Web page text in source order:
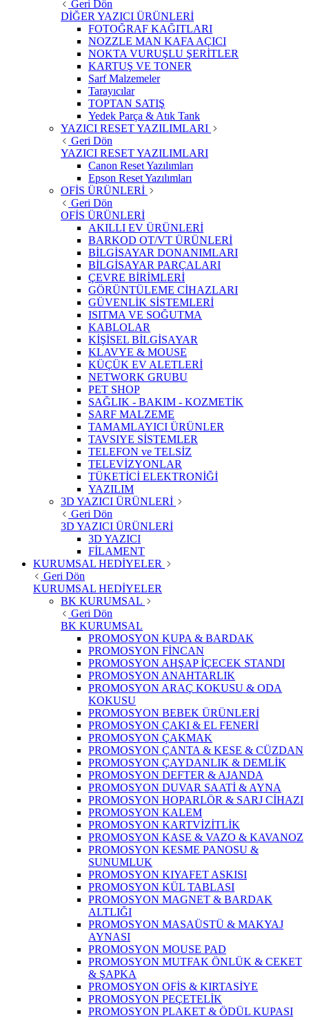
Geri Dön
DİĞER YAZICI ÜRÜNLERİ
FOTOĞRAF KAĞITLARI
NOZZLE MAN KAFA AÇICI
NOKTA VURUŞLU ŞERİTLER
KARTUŞ VE TONER
Sarf Malzemeler
Tarayıcılar
TOPTAN SATIŞ
Yedek Parça & Atık Tank
YAZICI RESET YAZILIMLARI
Geri Dön
YAZICI RESET YAZILIMLARI
Canon Reset Yazılımları
Epson Reset Yazılımları
OFİS ÜRÜNLERİ
Geri Dön
OFİS ÜRÜNLERİ
AKILLI EV ÜRÜNLERİ
BARKOD OT/VT ÜRÜNLERİ
BİLGİSAYAR DONANIMLARI
BİLGİSAYAR PARÇALARI
ÇEVRE BİRİMLERİ
GÖRÜNTÜLEME CİHAZLARI
GÜVENLİK SİSTEMLERİ
ISITMA VE SOĞUTMA
KABLOLAR
KİŞİSEL BİLGİSAYAR
KLAVYE & MOUSE
KÜÇÜK EV ALETLERİ
NETWORK GRUBU
PET SHOP
SAĞLIK - BAKIM - KOZMETİK
SARF MALZEME
TAMAMLAYICI ÜRÜNLER
TAVSIYE SİSTEMLER
TELEFON ve TELSİZ
TELEVİZYONLAR
TÜKETİCİ ELEKTRONİĞİ
YAZILIM
3D YAZICI ÜRÜNLERİ
Geri Dön
3D YAZICI ÜRÜNLERİ
3D YAZICI
FİLAMENT
KURUMSAL HEDİYELER
Geri Dön
KURUMSAL HEDİYELER
BK KURUMSAL
Geri Dön
BK KURUMSAL
PROMOSYON KUPA & BARDAK
PROMOSYON FİNCAN
PROMOSYON AHŞAP İÇECEK STANDI
PROMOSYON ANAHTARLIK
PROMOSYON ARAÇ KOKUSU & ODA
KOKUSU
PROMOSYON BEBEK ÜRÜNLERİ
PROMOSYON ÇAKI & EL FENERİ
PROMOSYON ÇAKMAK
PROMOSYON ÇANTA & KESE & CÜZDAN
PROMOSYON ÇAYDANLIK & DEMLİK
PROMOSYON DEFTER & AJANDA
PROMOSYON DUVAR SAATİ & AYNA
PROMOSYON HOPARLÖR & SARJ CİHAZI
PROMOSYON KALEM
PROMOSYON KARTVİZİTLİK
PROMOSYON KASE & VAZO & KAVANOZ
PROMOSYON KESME PANOSU &
SUNUMLUK
PROMOSYON KIYAFET ASKISI
PROMOSYON KÜL TABLASI
PROMOSYON MAGNET & BARDAK
ALTLIĞI
PROMOSYON MASAÜSTÜ & MAKYAJ
AYNASI
PROMOSYON MOUSE PAD
PROMOSYON MUTFAK ÖNLÜK & CEKET
& ŞAPKA
PROMOSYON OFİS & KIRTASİYE
PROMOSYON PEÇETELİK
PROMOSYON PLAKET & ÖDÜL KUPASI